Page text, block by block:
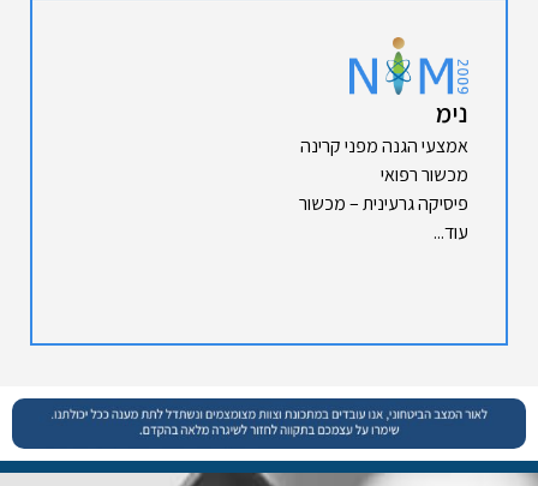
נימ
אמצעי הגנה מפני קרינה
מכשור רפואי
פיסיקה גרעינית – מכשור
עוד...